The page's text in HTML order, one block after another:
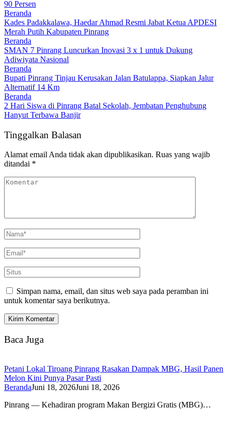
90 Persen
Beranda
Kades Padakkalawa, Haedar Ahmad Resmi Jabat Ketua APDESI
Merah Putih Kabupaten Pinrang
Beranda
SMAN 7 Pinrang Luncurkan Inovasi 3 x 1 untuk Dukung
Adiwiyata Nasional
Beranda
Bupati Pinrang Tinjau Kerusakan Jalan Batulappa, Siapkan Jalur
Alternatif 14 Km
Beranda
2 Hari Siswa di Pinrang Batal Sekolah, Jembatan Penghubung
Hanyut Terbawa Banjir
Tinggalkan Balasan
Alamat email Anda tidak akan dipublikasikan. Ruas yang wajib
ditandai *
Simpan nama, email, dan situs web saya pada peramban ini
untuk komentar saya berikutnya.
Baca Juga
Petani Lokal Tiroang Pinrang Rasakan Dampak MBG, Hasil Panen
Melon Kini Punya Pasar Pasti
BerandaJuni 18, 2026Juni 18, 2026
Pinrang — Kehadiran program Makan Bergizi Gratis (MBG)…